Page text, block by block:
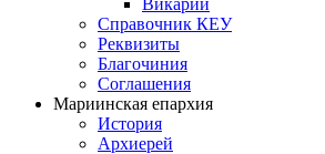
Викарий
Справочник КЕУ
Реквизиты
Благочиния
Соглашения
Мариинская епархия
История
Архиерей